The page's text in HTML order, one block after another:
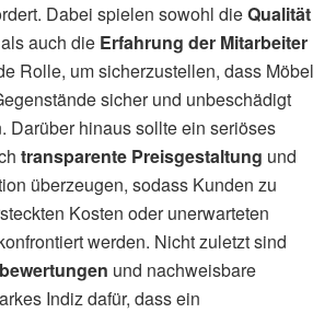
Dabei spielen sowohl dieQualität
als auch die Erfahrung der Mitarbeiter
Rolle, um sicherzustellen, dass Möbel
sicher und unbeschädigt
Darüber hinaus sollte ein seriöses
transparente Preisgestaltung und
überzeugen, sodass Kunden zu
Kosten oder unerwarteten
werden. Nicht zuletzt sind
und nachweisbare
Indiz dafür, dass ein